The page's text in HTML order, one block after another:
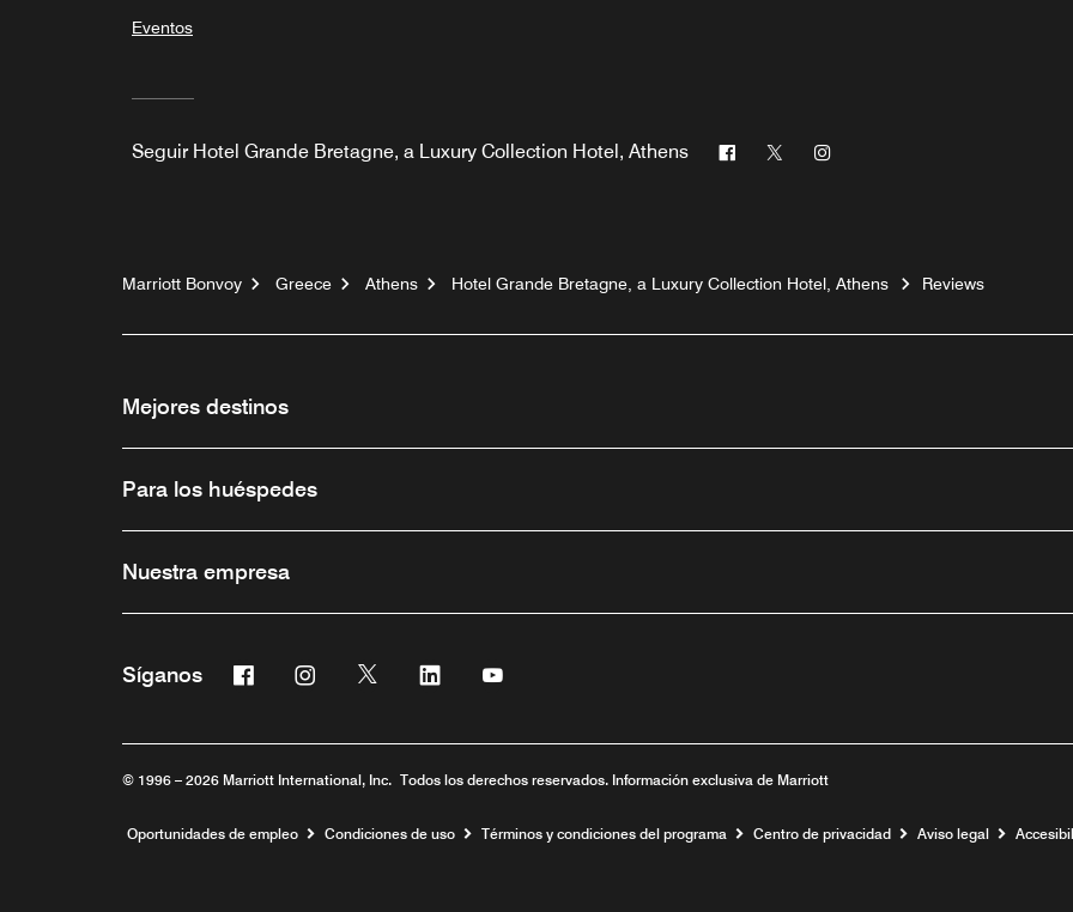
Eventos
Seguir Hotel Grande Bretagne, a Luxury Collection Hotel, Athens Facebook
Twitter
Marriott Bonvoy Greece Athens Hotel Grande Bretagne, a Luxury Collection Hotel, Athens Reviews
Mejores destinos
Para los huéspedes
Nuestra empresa
Síganos Facebook
Abre una ventana nueva
Instagram
Abre una ventana nueva
Twitter
Abre una ventana nueva
Linkedin
Abre una ventana nueva
Abre una ventana nueva
© 1996 – 2026 Marriott International, Inc. Todos los derechos reservados. Información exclusiva de Marriott
Oportunidades de empleo Abre una ventana nueva
Condiciones de uso Términos y condiciones del programa Centro de privacidad Aviso legal